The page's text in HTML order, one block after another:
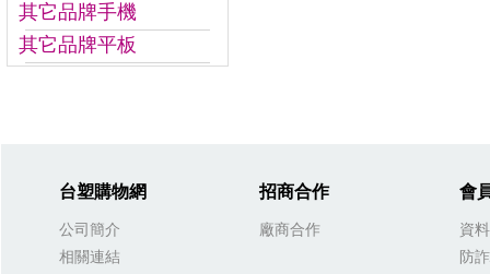
其它品牌手機
其它品牌平板
台塑購物網
公司簡介
相關連結
招商合作
廠商合作
會
資
防